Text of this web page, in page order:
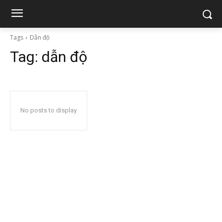
Tags Dẫn độ
Tag: dẫn độ
No posts to display